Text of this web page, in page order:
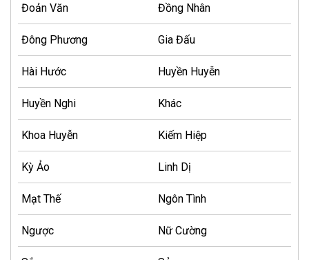
Đoản Văn Đồng Nhân
Đông Phương Gia Đấu
Hài Hước Huyền Huyễn
Huyền Nghi Khác
Khoa Huyễn Kiếm Hiệp
Kỳ Ảo Linh Dị
Mạt Thế Ngôn Tình
Ngược Nữ Cường